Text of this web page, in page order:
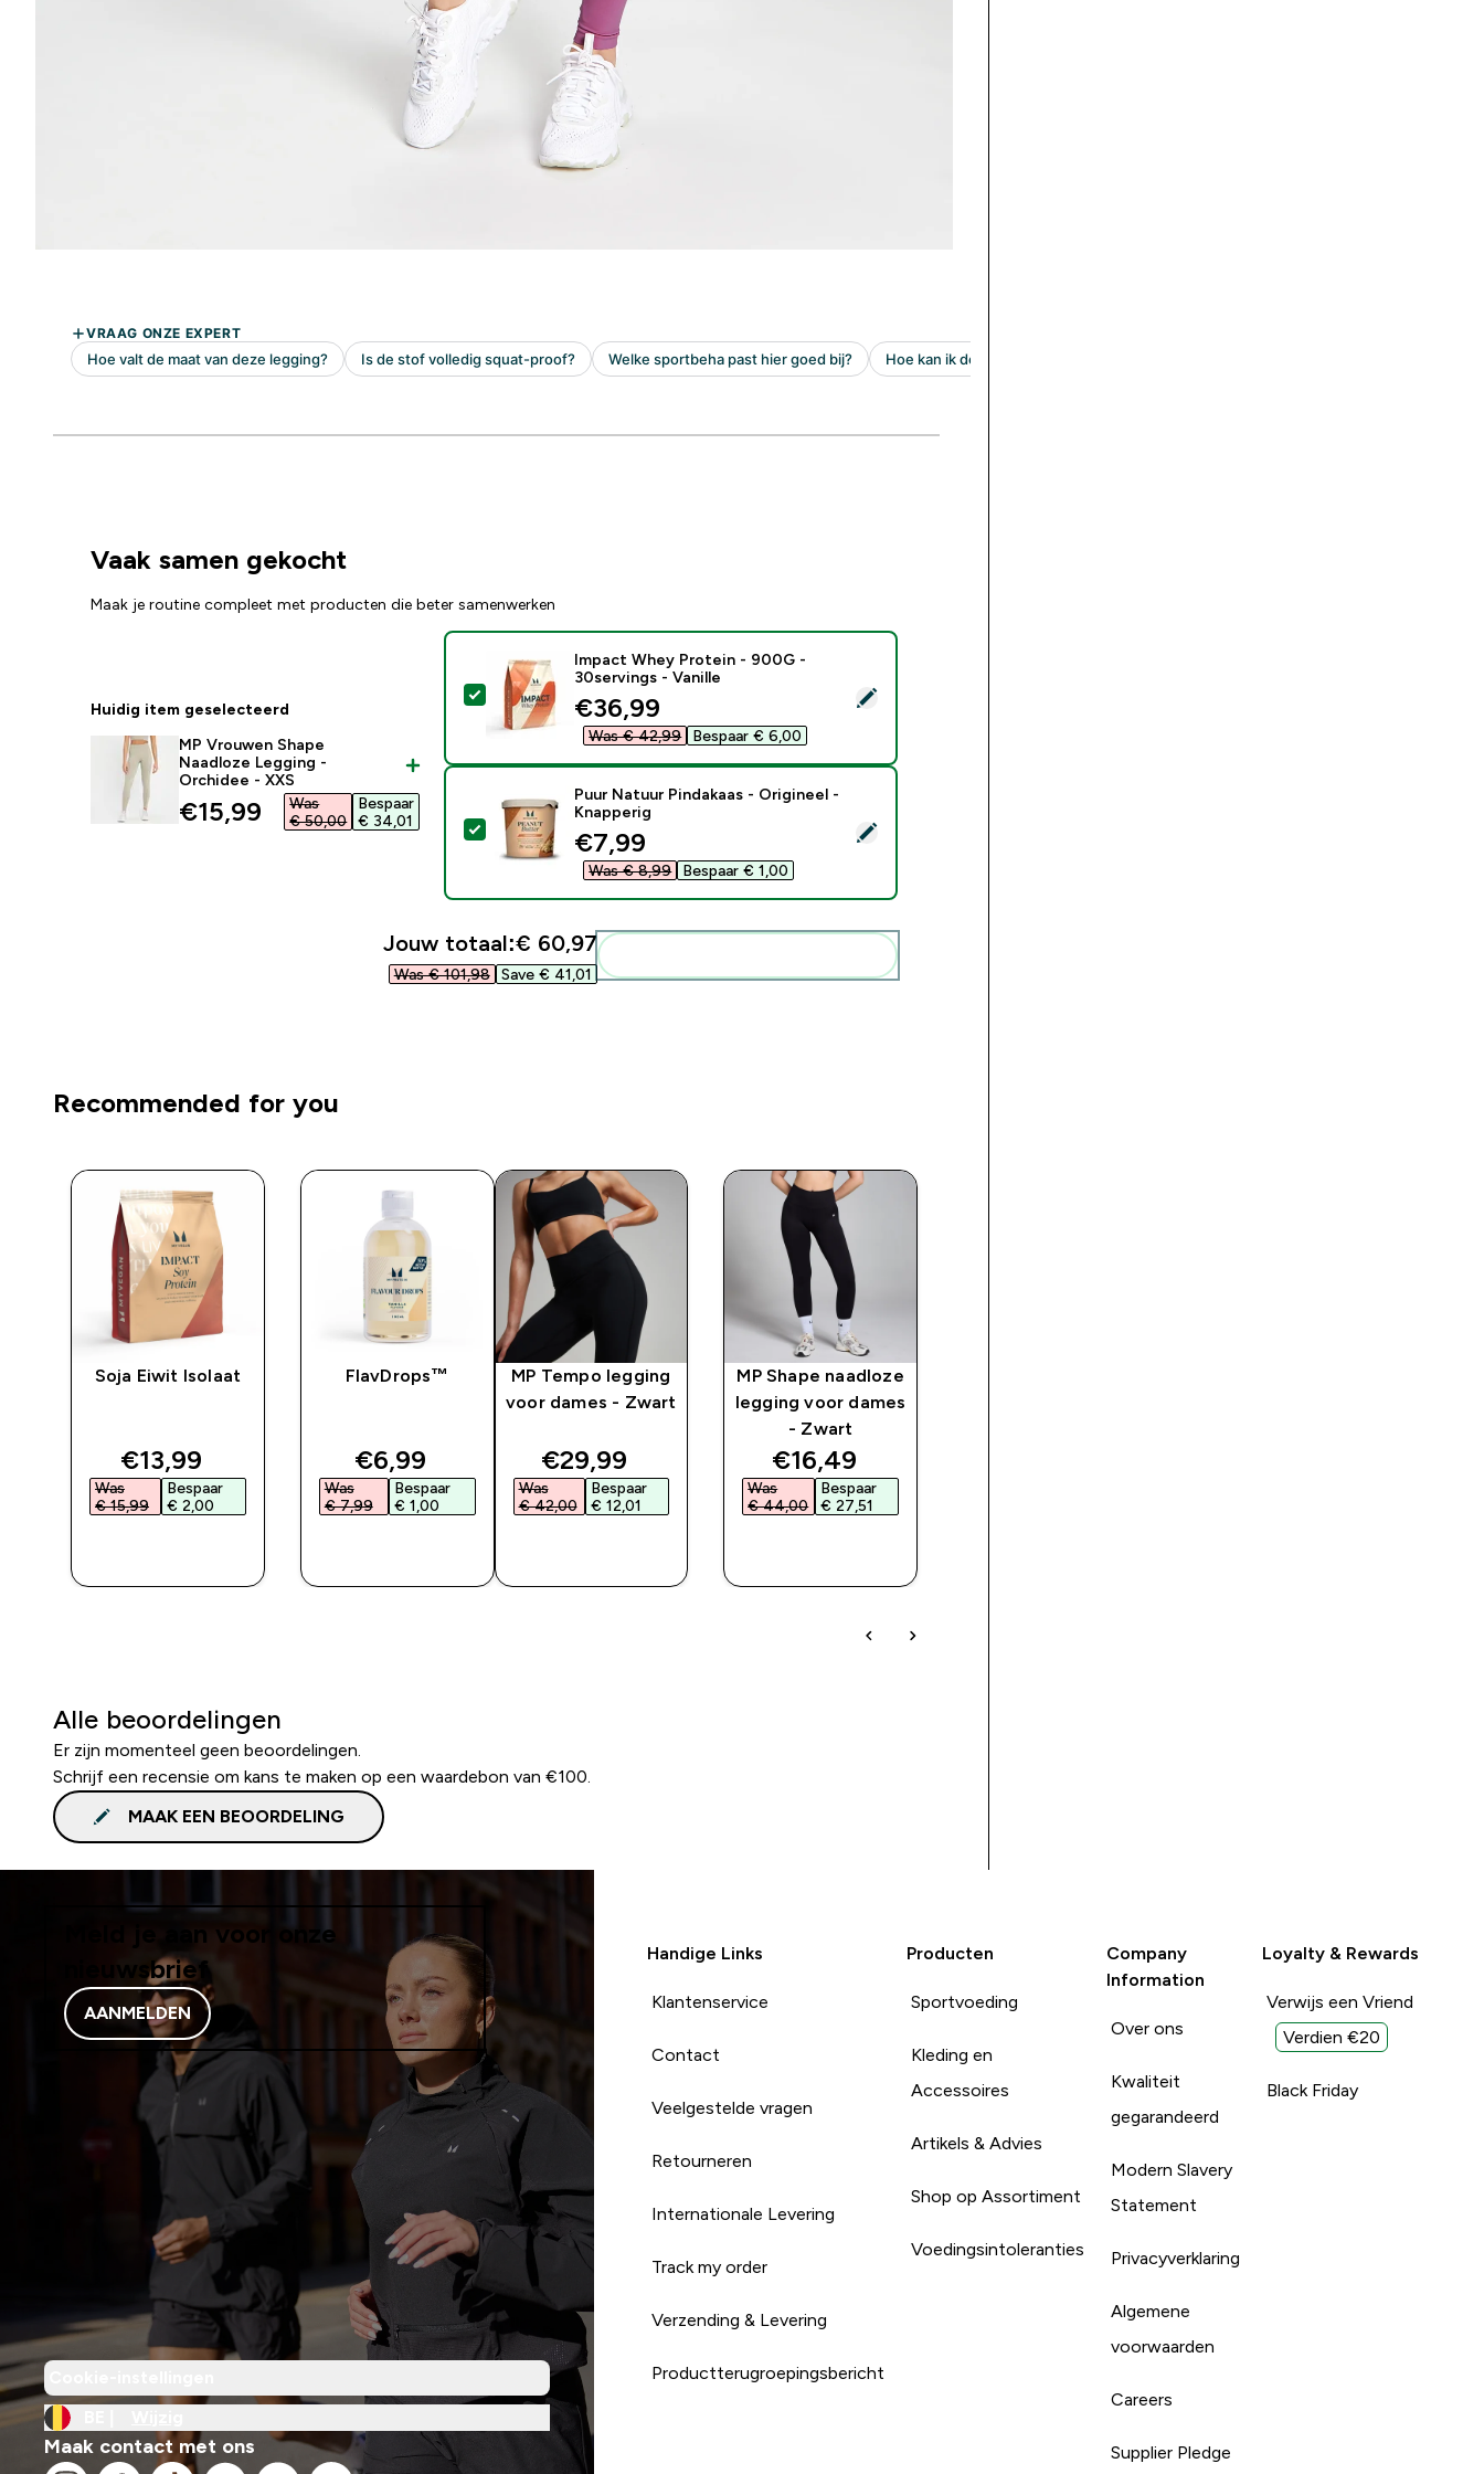
Vaak samen gekocht
Maak je routine compleet met producten die beter samenwerken
Huidig item geselecteerd
MP Vrouwen Shape
Naadloze Legging -
Orchidee - XXS
discounted price
€15,99‎
Was
€ 50,00‎
Bespaar
€ 34,01‎
Selecteer dit product - Impact Whey Protein - 900G - 30servings - Vanille
Impact Whey Protein - 900G -
30servings - Vanille
discounted price
€36,99‎
Was € 42,99‎ Bespaar € 6,00‎
Selecteer dit product - Puur Natuur Pindakaas - Origineel - Knapperig
Puur Natuur Pindakaas - Origineel -
Knapperig
discounted price
€7,99‎
Was € 8,99‎ Bespaar € 1,00‎
Jouw totaal:€ 60,97‎
Was € 101,98‎ Save € 41,01‎
Recommended for you
Soja Eiwit Isolaat
discounted price
€13,99‎
Was
€ 15,99‎
Bespaar
€ 2,00‎
FlavDrops™
discounted price
€6,99‎
Was
€ 7,99‎
Bespaar
€ 1,00‎
MP Tempo legging
voor dames - Zwart
discounted price
€29,99‎
Was
€ 42,00‎
Bespaar
€ 12,01‎
MP Shape naadloze
legging voor dames
- Zwart
discounted price
€16,49‎
Was
€ 44,00‎
Bespaar
€ 27,51‎
Alle beoordelingen
Er zijn momenteel geen beoordelingen.
Schrijf een recensie om kans te maken op een waardebon van €100.
MAAK EEN BEOORDELING
Meld je aan voor onze
nieuwsbrief
AANMELDEN
Maak contact met ons
Handige Links
Klantenservice
Contact
Veelgestelde vragen
Retourneren
Internationale Levering
Track my order
Verzending & Levering
Productterugroepingsbericht
Producten
Sportvoeding
Kleding en
Accessoires
Artikels & Advies
Shop op Assortiment
Voedingsintoleranties
Company
Information
Over ons
Kwaliteit
gegarandeerd
Modern Slavery
Statement
Privacyverklaring
Algemene
voorwaarden
Careers
Supplier Pledge
Loyalty & Rewards
Verwijs een Vriend
Verdien €20
Black Friday